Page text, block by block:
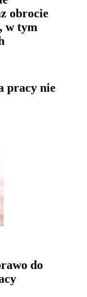
obrocie
w tym
pracy nie
do